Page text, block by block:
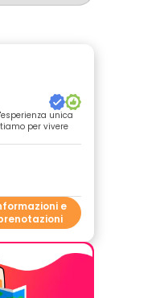
unica
per vivere
e